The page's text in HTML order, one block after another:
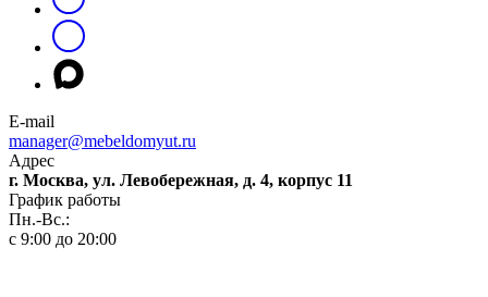
E-mail
manager@mebeldomyut.ru
Адрес
г. Москва, ул. Левобережная, д. 4, корпус 11
График работы
Пн.-Вс.:
с 9:00 до 20:00